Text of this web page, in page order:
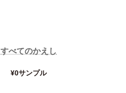
すべてのかえし
¥0サンプル